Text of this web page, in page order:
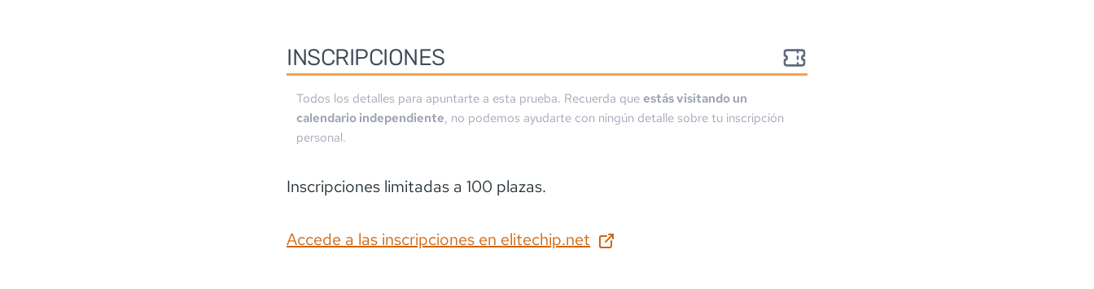
INSCRIPCIONES
Todos los detalles para apuntarte a esta prueba. Recuerda que estás visitando un
calendario independiente, no podemos ayudarte con ningún detalle sobre tu inscripción
personal.
Inscripciones limitadas a 100 plazas.
Accede a las inscripciones en elitechip.net